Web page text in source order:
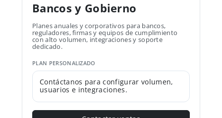
Bancos y Gobierno
Planes anuales y corporativos para bancos,
reguladores, firmas y equipos de cumplimiento
con alto volumen, integraciones y soporte
dedicado.
PLAN PERSONALIZADO
Contáctanos para configurar volumen,
usuarios e integraciones.